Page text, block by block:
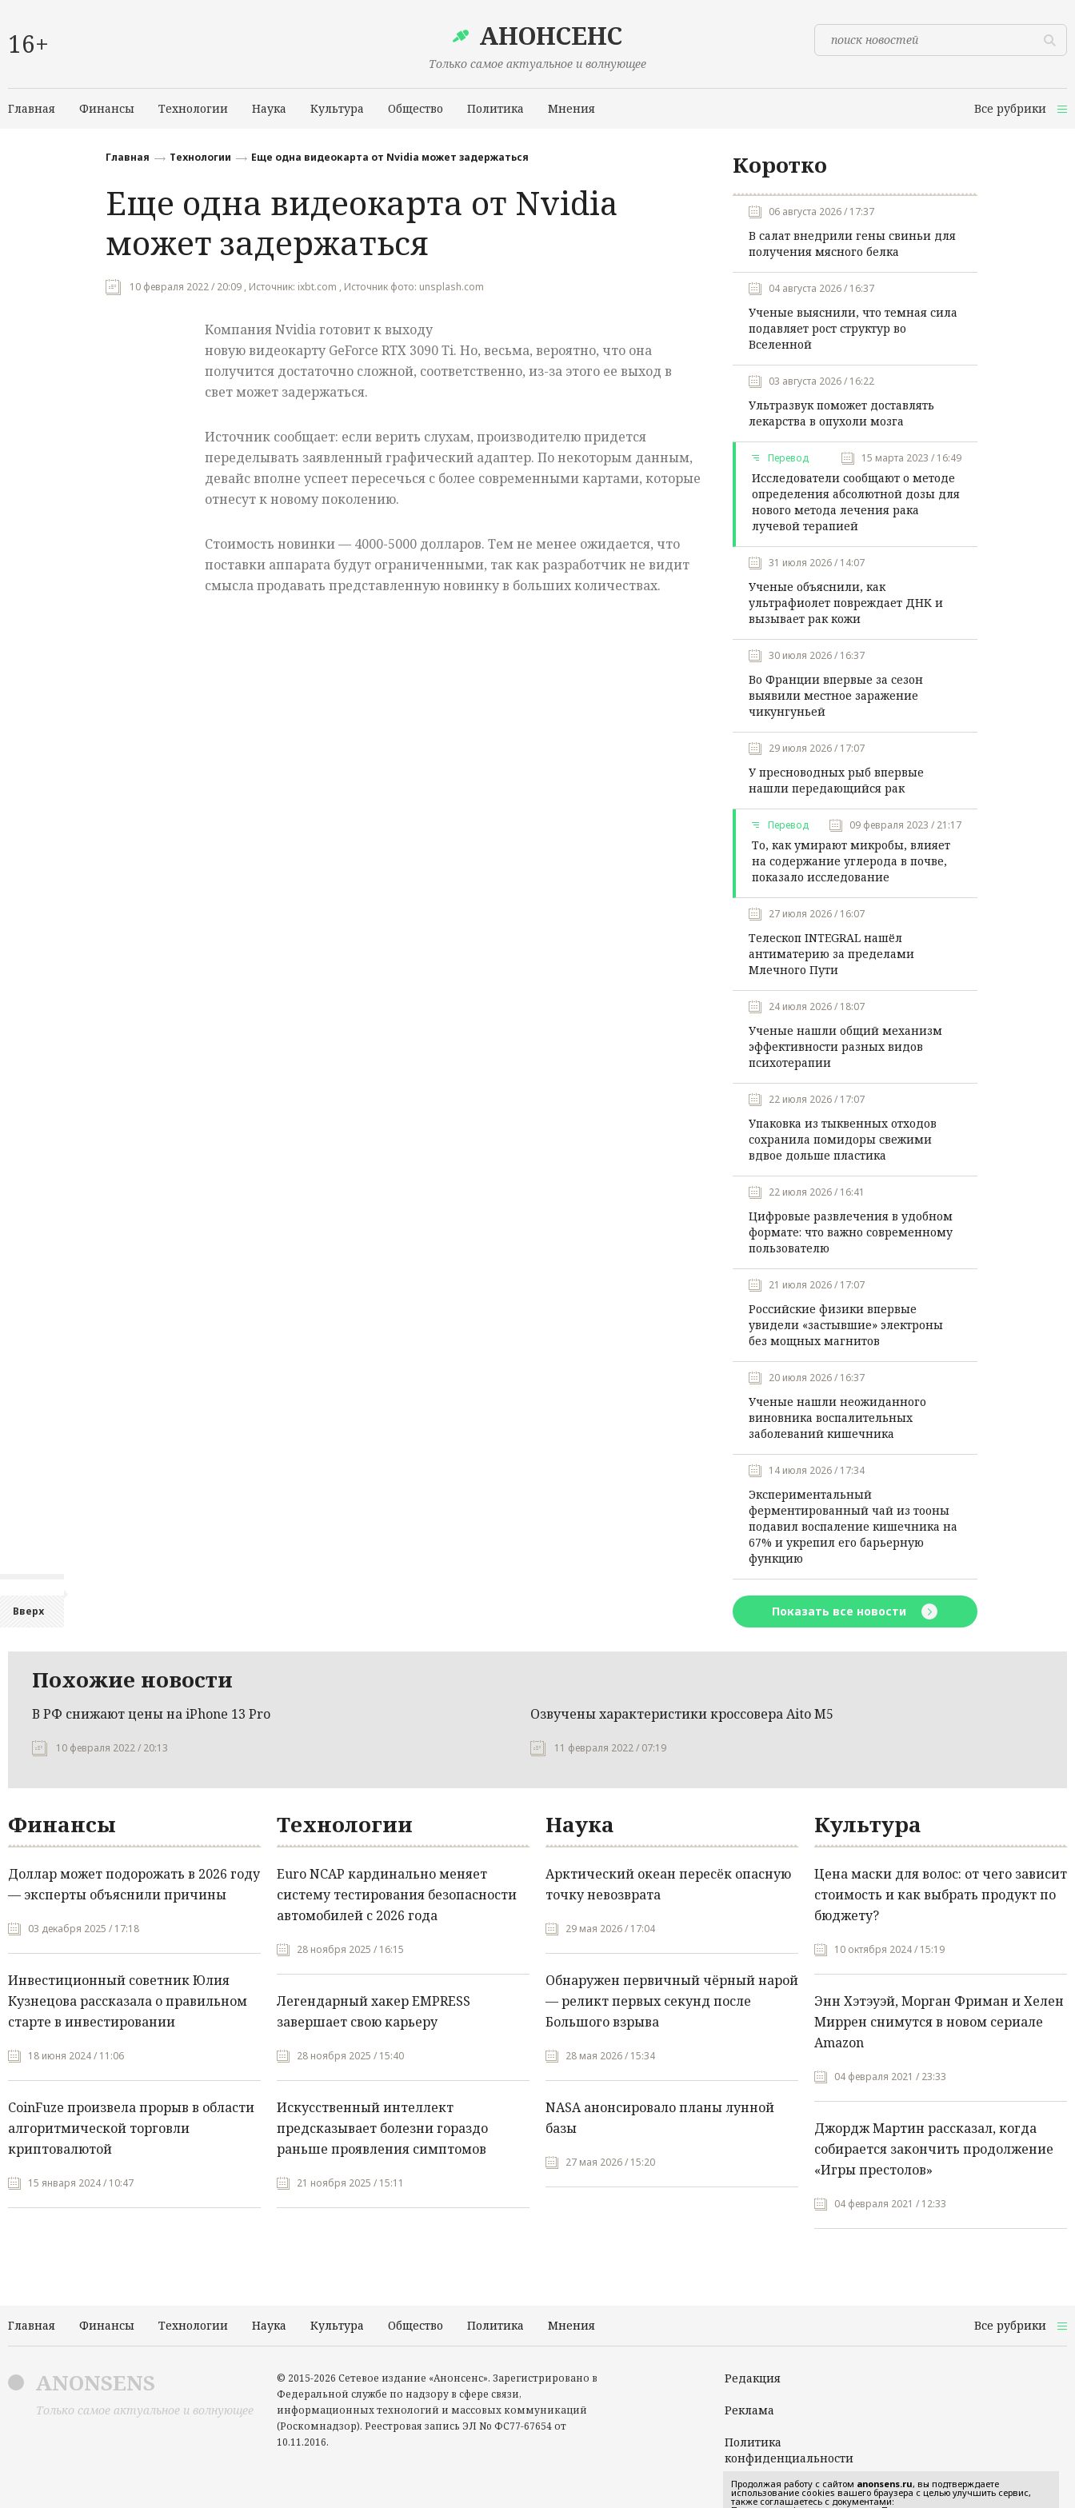
16+ АНОНСЕНС
Только самое актуальное и волнующее
Главная Финансы Технологии Наука Культура Общество Политика Мнения Все рубрики
Происшествия
Вверх
Главная Технологии Еще одна видеокарта от Nvidia может задержаться
Еще одна видеокарта от Nvidia
может задержаться
10 февраля 2022 / 20:09 , Источник: ixbt.com , Источник фото: unsplash.com
Компания Nvidia готовит к выходу
новую видеокарту GeForce RTX 3090 Ti. Но, весьма, вероятно, что она
получится достаточно сложной, соответственно, из-за этого ее выход в
свет может задержаться.
Источник сообщает: если верить слухам, производителю придется
переделывать заявленный графический адаптер. По некоторым данным,
девайс вполне успеет пересечься с более современными картами, которые
отнесут к новому поколению.
Стоимость новинки — 4000-5000 долларов. Тем не менее ожидается, что
поставки аппарата будут ограниченными, так как разработчик не видит
смысла продавать представленную новинку в больших количествах.
Коротко
06 августа 2026 / 17:37
В салат внедрили гены свиньи для
получения мясного белка
04 августа 2026 / 16:37
Ученые выяснили, что темная сила
подавляет рост структур во
Вселенной
03 августа 2026 / 16:22
Ультразвук поможет доставлять
лекарства в опухоли мозга
Перевод 15 марта 2023 / 16:49
Исследователи сообщают о методе
определения абсолютной дозы для
нового метода лечения рака
лучевой терапией
31 июля 2026 / 14:07
Ученые объяснили, как
ультрафиолет повреждает ДНК и
вызывает рак кожи
30 июля 2026 / 16:37
Во Франции впервые за сезон
выявили местное заражение
чикунгуньей
29 июля 2026 / 17:07
У пресноводных рыб впервые
нашли передающийся рак
Перевод 09 февраля 2023 / 21:17
То, как умирают микробы, влияет
на содержание углерода в почве,
показало исследование
27 июля 2026 / 16:07
Телескоп INTEGRAL нашёл
антиматерию за пределами
Млечного Пути
24 июля 2026 / 18:07
Ученые нашли общий механизм
эффективности разных видов
психотерапии
22 июля 2026 / 17:07
Упаковка из тыквенных отходов
сохранила помидоры свежими
вдвое дольше пластика
22 июля 2026 / 16:41
Цифровые развлечения в удобном
формате: что важно современному
пользователю
21 июля 2026 / 17:07
Российские физики впервые
увидели «застывшие» электроны
без мощных магнитов
20 июля 2026 / 16:37
Ученые нашли неожиданного
виновника воспалительных
заболеваний кишечника
14 июля 2026 / 17:34
Экспериментальный
ферментированный чай из тооны
подавил воспаление кишечника на
67% и укрепил его барьерную
функцию
Показать все новости
Похожие новости
В РФ снижают цены на iPhone 13 Pro
10 февраля 2022 / 20:13
Озвучены характеристики кроссовера Aitо M5
11 февраля 2022 / 07:19
Финансы
Доллар может подорожать в 2026 году
— эксперты объяснили причины
03 декабря 2025 / 17:18
Инвестиционный советник Юлия
Кузнецова рассказала о правильном
старте в инвестировании
18 июня 2024 / 11:06
CoinFuze произвела прорыв в области
алгоритмической торговли
криптовалютой
15 января 2024 / 10:47
Технологии
Euro NCAP кардинально меняет
систему тестирования безопасности
автомобилей с 2026 года
28 ноября 2025 / 16:15
Легендарный хакер EMPRESS
завершает свою карьеру
28 ноября 2025 / 15:40
Искусственный интеллект
предсказывает болезни гораздо
раньше проявления симптомов
21 ноября 2025 / 15:11
Наука
Арктический океан пересёк опасную
точку невозврата
29 мая 2026 / 17:04
Обнаружен первичный чёрный нарой
— реликт первых секунд после
Большого взрыва
28 мая 2026 / 15:34
NASA анонсировало планы лунной
базы
27 мая 2026 / 15:20
Культура
Цена маски для волос: от чего зависит
стоимость и как выбрать продукт по
бюджету?
10 октября 2024 / 15:19
Энн Хэтэуэй, Морган Фриман и Хелен
Миррен снимутся в новом сериале
Amazon
04 февраля 2021 / 23:33
Джордж Мартин рассказал, когда
собирается закончить продолжение
«Игры престолов»
04 февраля 2021 / 12:33
Главная Финансы Технологии Наука Культура Общество Политика Мнения Все рубрики
ANONSENS
Только самое актуальное и волнующее
© 2015-2026 Сетевое издание «Анонсенс». Зарегистрировано в
Федеральной службе по надзору в сфере связи,
информационных технологий и массовых коммуникаций
(Роскомнадзор). Реестровая запись ЭЛ No ФС77-67654 от
10.11.2016.
Редакция
Реклама
Политика
конфиденциальности
Пользовательское
Продолжая работу с сайтом anonsens.ru, вы подтверждаете
использование cookies вашего браузера с целью улучшить сервис,
также соглашаетесь с документами: